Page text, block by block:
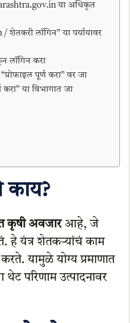
या अधिकृत
शेतकरी लॉगिन” या पर्यायावर
लॉगिन करा
पूर्ण करा” वर जा
या विभागात जा
काय?
कृषी अवजारआहे, जे
हे यंत्र शेतकऱ्यांचं काम
यामुळे योग्य प्रमाणात
थेट परिणाम उत्पादनावर